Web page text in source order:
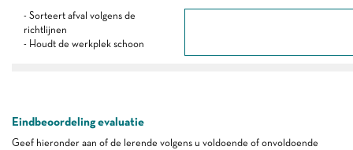
- Sorteert afval volgens de
richtlijnen
- Houdt de werkplek schoon
Eindbeoordeling evaluatie
Geef hieronder aan of de lerende volgens u voldoende of onvoldoende